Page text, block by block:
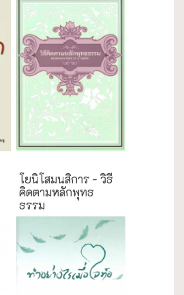
โยนิโสมนสิการ - วิธี
คิดตามหลักพุทธ
ธรรม